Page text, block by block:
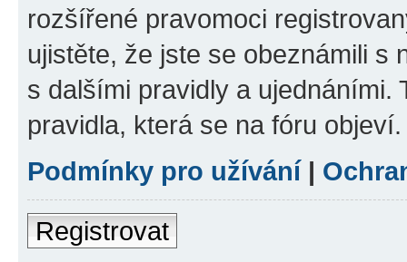
rozšířené pravomoci
ujistěte, že jste se obeznámili s
s dalšími pravidly a ujednáními.
pravidla, která se na fóru objeví.
Podmínky pro užívání |
Registrovat